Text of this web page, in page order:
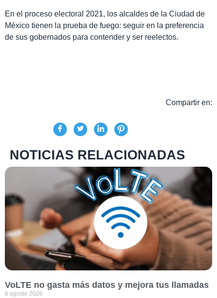
En el proceso electoral 2021, los alcaldes de la Ciudad de
México tienen la prueba de fuego: seguir en la preferencia
de sus gobernados para contender y ser reelectos.
Compartir en:
NOTICIAS RELACIONADAS
VoLTE no gasta más datos y mejora tus llamadas
6 agosto 2026